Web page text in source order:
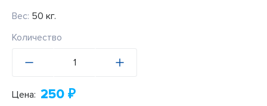
Вес: 50 кг.
Количество
Цена: 250 ₽